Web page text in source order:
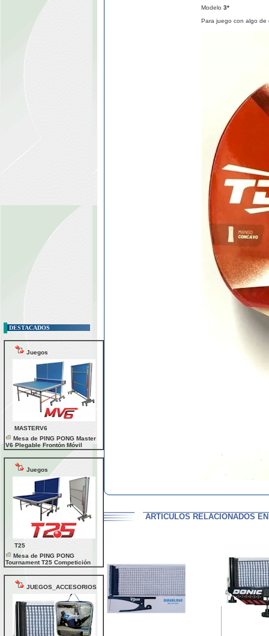
DESTACADOS
Juegos
MASTERV6
Mesa de PING PONG Master
V6 Plegable Frontón Móvil
Juegos
T25
Mesa de PING PONG
Tournament T25 Competición
JUEGOS_ACCESORIOS
Modelo 3*
Para juego con algo de
ARTICULOS RELACIONADOS